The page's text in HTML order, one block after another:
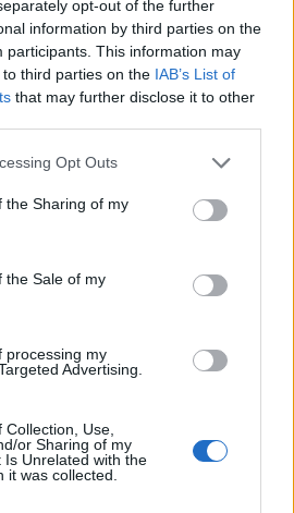
opt-out of the further
information by third parties on the
participants. This information may
third parties on the IAB’s List of
that may further disclose it to other
Opt Outs
the Sharing of my
the Sale of my
processing my
Advertising.
Use,
or Sharing of my
Is Unrelated with the
it was collected.